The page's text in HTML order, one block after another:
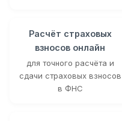
Расчёт страховых
взносов онлайн
для точного расчёта и
сдачи страховых взносов
в ФНС